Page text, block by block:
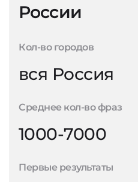
России
Кол-во городов
вся Россия
Среднее кол-во фраз
1000-7000
Первые результаты